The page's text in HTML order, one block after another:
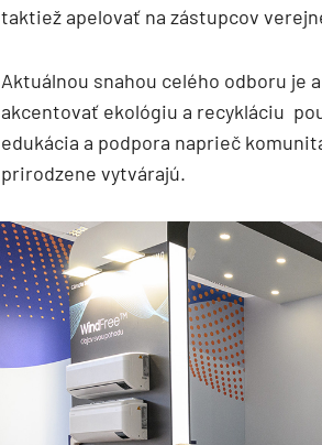
taktiež apelovať na zástupcov
Aktuálnou snahou celého odboru
akcentovať ekológiu a recykláciu
edukácia a podpora naprieč
prirodzene vytvárajú.